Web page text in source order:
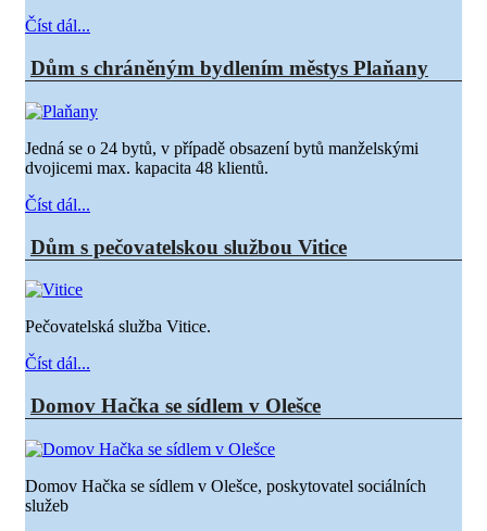
Číst dál...
Dům s chráněným bydlením městys Plaňany
Jedná se o 24 bytů, v případě obsazení bytů manželskými
dvojicemi max. kapacita 48 klientů.
Číst dál...
Dům s pečovatelskou službou Vitice
Pečovatelská služba Vitice.
Číst dál...
Domov Hačka se sídlem v Olešce
Domov Hačka se sídlem v Olešce, poskytovatel sociálních
služeb